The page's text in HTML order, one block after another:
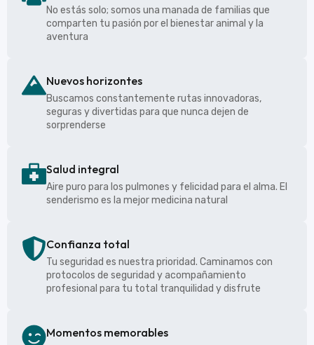
No estás solo; somos una manada de familias que
comparten tu pasión por el bienestar animal y la
aventura
Nuevos horizontes
Buscamos constantemente rutas innovadoras,
seguras y divertidas para que nunca dejen de
sorprenderse
Salud integral
Aire puro para los pulmones y felicidad para el alma. El
senderismo es la mejor medicina natural
Confianza total
Tu seguridad es nuestra prioridad. Caminamos con
protocolos de seguridad y acompañamiento
profesional para tu total tranquilidad y disfrute
Momentos memorables